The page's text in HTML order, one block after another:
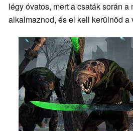
légy óvatos, mert a csaták során
alkalmaznod, és el kell kerülnöd a